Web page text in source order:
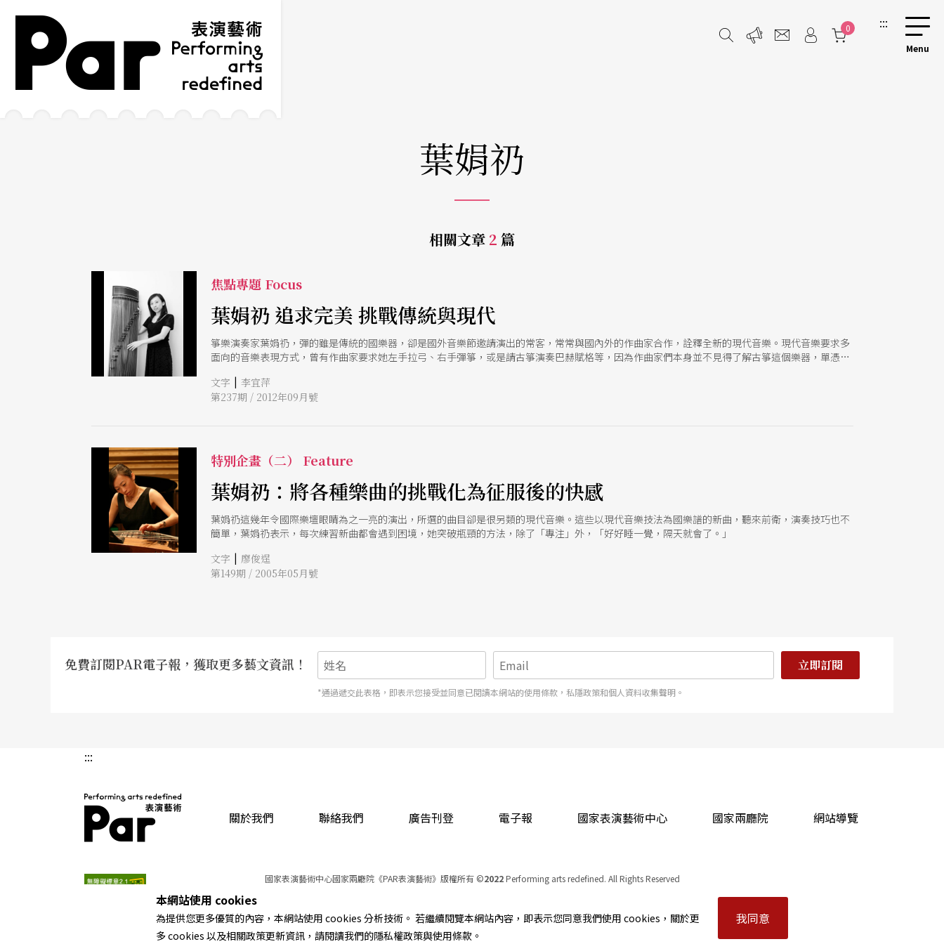
跳到主要內容區塊
網站導覽
0 :::
葉娟礽
相關文章 2 篇
焦點專題 Focus
葉娟礽 追求完美 挑戰傳統與現代
箏樂演奏家葉娟礽，彈的雖是傳統的國樂器，卻是國外音樂節邀請演出的常客，常常與國內外的作曲家合作，詮釋全新的現代音樂。現代音樂要求多
面向的音樂表現方式，曾有作曲家要求她左手拉弓、右手彈箏，或是請古箏演奏巴赫賦格等，因為作曲家們本身並不見得了解古箏這個樂器，單憑印
文字 | 李宜萍
第237期 / 2012年09月號
特別企畫（二） Feature
葉娟礽：將各種樂曲的挑戰化為征服後的快感
葉娟礽這幾年令國際樂壇眼睛為之一亮的演出，所選的曲目卻是很另類的現代音樂。這些以現代音樂技法為國樂譜的新曲，聽來前衛，演奏技巧也不
簡單，葉娟礽表示，每次練習新曲都會遇到困境，她突破瓶頸的方法，除了「專注」外，「好好睡一覺，隔天就會了。」
文字 | 廖俊逞
第149期 / 2005年05月號
免費訂閱PAR電子報，獲取更多藝文資訊！ 立即訂閱
*通過遞交此表格，即表示您接受並同意已閱讀本網站的使用條款，私隱政策和個人資料收集聲明。
:::
關於我們 聯絡我們 廣告刊登 電子報 國家表演藝術中心 國家兩廳院 網站導覽
國家表演藝術中心國家兩廳院《PAR表演藝術》版權所有©2022Performing arts redefined. All Rights Reserved
本站所提供相關演出資訊，如有異動應以主辦單位公告為準。
服務條款 ｜ 隱私權聲明
本網站使用 cookies
為提供您更多優質的內容，本網站使用 cookies 分析技術。 若繼續閱覽本網站內容，即表示您同意我們使用 cookies，關於更
多 cookies 以及相關政策更新資訊，請閱讀我們的隱私權政策與使用條款。
我同意